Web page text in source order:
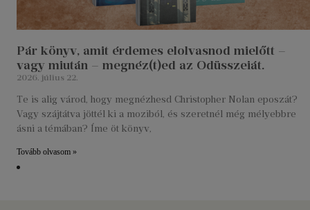
Pár könyv, amit érdemes elolvasnod mielőtt –
vagy miután – megnéz(t)ed az Odüsszeiát.
2026. július 22.
Te is alig várod, hogy megnézhesd Christopher Nolan eposzát?
Vagy szájtátva jöttél ki a moziból, és szeretnél még mélyebbre
ásni a témában? Íme öt könyv,
Tovább olvasom »